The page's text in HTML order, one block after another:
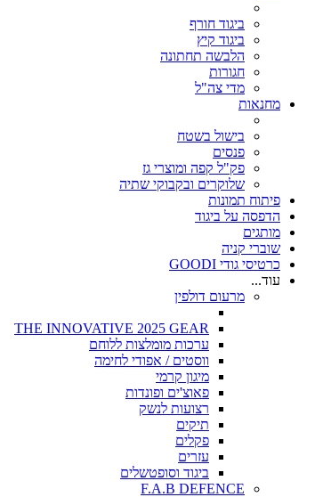
ביגוד חורף
ביגוד קיץ
הלבשה תחתונה
חגורות
מדי צה"ל
מחנאות
בישול בשטח
פנסים
פק"ל קפה ומוצרי גז
שלוקרים ובקבוקי שתיה
פיתוח תמונות
הדפסה על ביגוד
מותגים
שוברי קניה
כרטיסי גודי GOODI
עוד...
מרעום דולפין
THE INNOVATIVE 2025 GEAR
ערכות מומלצות ללוחם
ווסטים / אפודי לחימה
מיגון קרמי
פאוצ'ים ופונדות
רצועות לנשק
תיקים
פקלים
עזרים
ביגוד וסופטשלים
F.A.B DEFENCE